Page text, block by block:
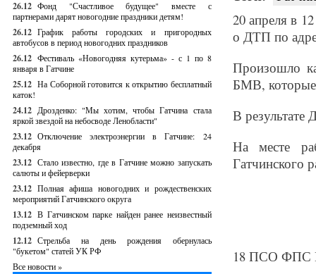
26.12 Фонд "Счастливое будущее" вместе с
партнерами дарят новогодние праздники детям!
26.12 График работы городских и пригородных
автобусов в период новогодних праздников
26.12 Фестиваль «Новогодняя кутерьма» - с 1 по 8
января в Гатчине
25.12 На Соборной готовится к открытию бесплатный
каток!
24.12 Дрозденко: "Мы хотим, чтобы Гатчина стала
яркой звездой на небосводе Ленобласти"
23.12 Отключение электроэнергии в Гатчине: 24
декабря
23.12 Стало известно, где в Гатчине можно запускать
салюты и фейерверки
23.12 Полная афиша новогодних и рождественских
мероприятий Гатчинского округа
13.12 В Гатчинском парке найден ранее неизвестный
подземный ход
12.12 Стрельба на день рождения обернулась
"букетом" статей УК РФ
Все новости »
20 апреля в
о ДТП по
Произошло
БМВ, которые
В
На месте
Гатчинского
18 ПСО ФПС